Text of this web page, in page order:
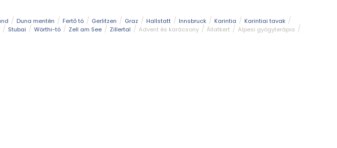
Duna mentén Fertő tó Gerlitzen Graz Hallstatt Innsbruck Karintia
Karintiai tavak
Stubai Wörthi-tó Zell am See Zillertal Advent és karácsony Állatkert
Alpesi gyógyterápia